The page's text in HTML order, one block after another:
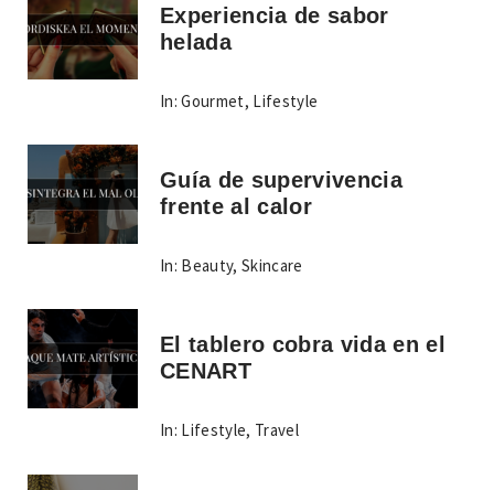
Experiencia de sabor
helada
In: Gourmet, Lifestyle
Guía de supervivencia
frente al calor
In: Beauty,Skincare
El tablero cobra vida en el
CENART
In: Lifestyle, Travel